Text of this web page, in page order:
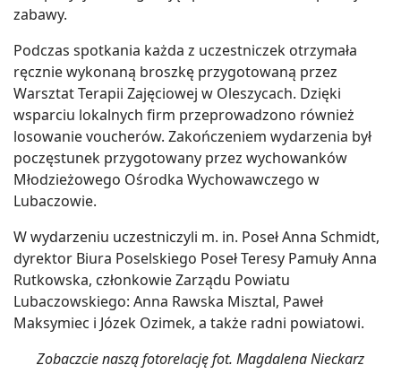
zabawy.
Podczas spotkania każda z uczestniczek otrzymała
ręcznie wykonaną broszkę przygotowaną przez
Warsztat Terapii Zajęciowej w Oleszycach. Dzięki
wsparciu lokalnych firm przeprowadzono również
losowanie voucherów. Zakończeniem wydarzenia był
poczęstunek przygotowany przez wychowanków
Młodzieżowego Ośrodka Wychowawczego w
Lubaczowie.
W wydarzeniu uczestniczyli m. in. Poseł Anna Schmidt,
dyrektor Biura Poselskiego Poseł Teresy Pamuły Anna
Rutkowska, członkowie Zarządu Powiatu
Lubaczowskiego: Anna Rawska Misztal, Paweł
Maksymiec i Józek Ozimek, a także radni powiatowi.
Zobaczcie naszą fotorelację fot. Magdalena Nieckarz